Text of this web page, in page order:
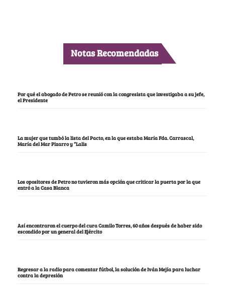
Notas Recomendadas
Por qué el abogado de Petro se reunió con la congresista que investigaba a su jefe,
el Presidente
La mujer que tumbó la lista del Pacto, en la que estaba María Fda. Carrascal,
María del Mar Pizarro y “Lalis
Los opositores de Petro no tuvieron más opción que criticar la puerta por la que
entró a la Casa Blanca
Así encontraron el cuerpo del cura Camilo Torres, 60 años después de haber sido
escondido por un general del Ejército
Regresar a la radio para comentar fútbol, la solución de Iván Mejía para luchar
contra la depresión